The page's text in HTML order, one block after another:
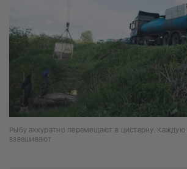
Рыбу аккуратно перемещают в цистерну.
взвешивают